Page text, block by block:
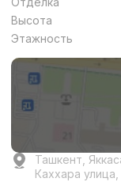
Высота
Этажность
Ташкент,
Каххара